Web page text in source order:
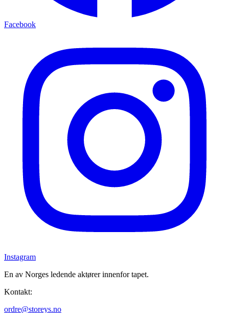
Facebook
Instagram
En av Norges ledende aktører innenfor tapet.
Kontakt:
ordre@storeys.no